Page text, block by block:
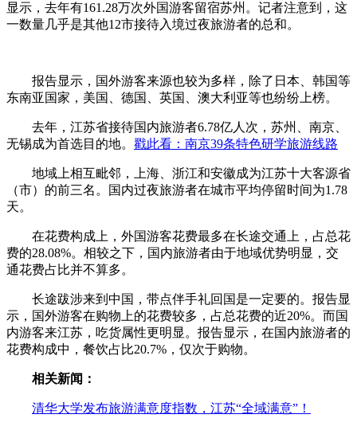
显示，去年有161.28万次外国游客留宿苏州。记者注意到，这
一数量几乎是其他12市接待入境过夜旅游者的总和。
报告显示，国外游客来源也较为多样，除了日本、韩国等
东南亚国家，美国、德国、英国、澳大利亚等也纷纷上榜。
去年，江苏省接待国内旅游者6.78亿人次，苏州、南京、
无锡成为首选目的地。 戳此看：南京39条特色研学旅游线路
地域上相互毗邻，上海、浙江和安徽成为江苏十大客源省
（市）的前三名。国内过夜旅游者在城市平均停留时间为1.78
天。
在花费构成上，外国游客花费最多在长途交通上，占总花
费的28.08%。相较之下，国内旅游者由于地域优势明显，交
通花费占比并不算多。
长途跋涉来到中国，带点伴手礼回国是一定要的。报告显
示，国外游客在购物上的花费较多，占总花费的近20%。而国
内游客来江苏，吃货属性更明显。报告显示，在国内旅游者的
花费构成中，餐饮占比20.7%，仅次于购物。
相关新闻：
清华大学发布旅游满意度指数，江苏“全域满意”！